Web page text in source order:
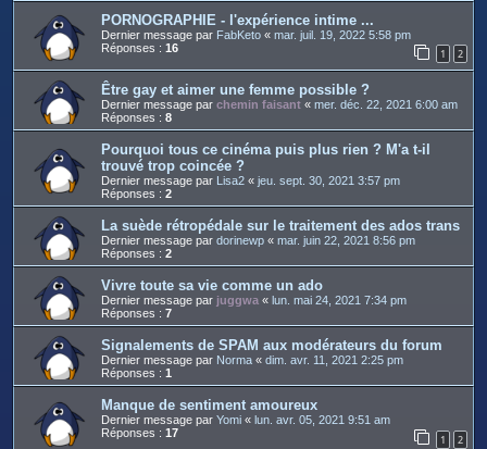
PORNOGRAPHIE - l'expérience intime ...
Dernier message par FabKeto « mar. juil. 19, 2022 5:58 pm
Réponses : 16 1 2
Être gay et aimer une femme possible ?
Dernier message par chemin faisant « mer. déc. 22, 2021 6:00 am
Réponses : 8
Pourquoi tous ce cinéma puis plus rien ? M'a t-il
trouvé trop coincée ?
Dernier message par Lisa2 « jeu. sept. 30, 2021 3:57 pm
Réponses : 2
La suède rétropédale sur le traitement des ados trans
Dernier message par dorinewp « mar. juin 22, 2021 8:56 pm
Réponses : 2
Vivre toute sa vie comme un ado
Dernier message par juggwa « lun. mai 24, 2021 7:34 pm
Réponses : 7
Signalements de SPAM aux modérateurs du forum
Dernier message par Norma « dim. avr. 11, 2021 2:25 pm
Réponses : 1
Manque de sentiment amoureux
Dernier message par Yomi « lun. avr. 05, 2021 9:51 am
Réponses : 17 1 2